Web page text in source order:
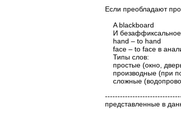
Если преобладают
A blackboard
И безаффиксальное
hand – to hand
face – to face в
Типы слов:
простые (окно,
производные (при
сложные
представленные в